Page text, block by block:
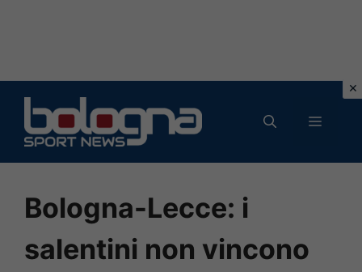
contenuto
MENU
Bologna-Lecce: i
salentini non vincono